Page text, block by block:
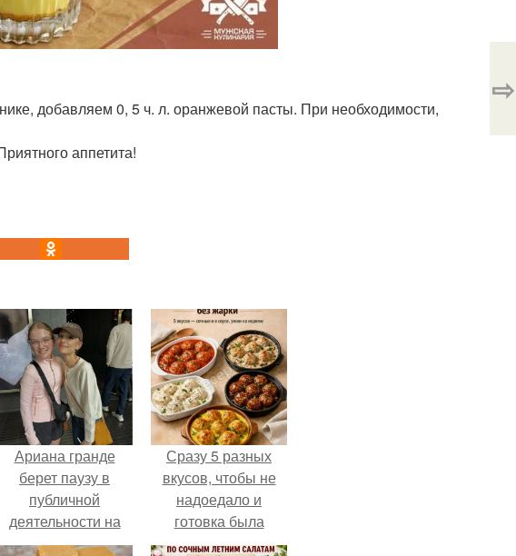
добавляем 0, 5 ч. л. оранжевой пасты. При необходимости,
аппетита!
⇨
Ариана гранде
берет паузу в
публичной
деятельности на
фоне слухов о
Сразу 5 разных
вкусов, чтобы не
надоедало и
готовка была
проще.